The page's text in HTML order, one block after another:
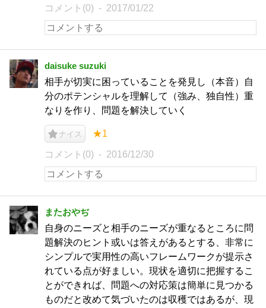
コメント(0) 2017/01/22
daisuke suzuki
相手が切実に困っていることを発見し（本音）自
分のポテンシャルを理解して（強み、独自性）重
なりを作り、問題を解決していく
ナイス ★1
コメント(0) 2016/12/30
またおやぢ
自身のニーズと相手のニーズが重なるところに問
題解決のヒント或いは答えがあるとする、非常に
シンプルで実用性の高いフレームワークが提示さ
れている点が好ましい。現状を適切に把握するこ
とができれば、問題への対応策は簡単に見つかる
ものだと改めて気づいたのは収穫ではあるが、現